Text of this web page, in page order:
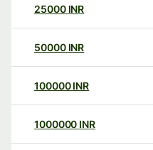
25000 INR
50000 INR
100000 INR
1000000 INR